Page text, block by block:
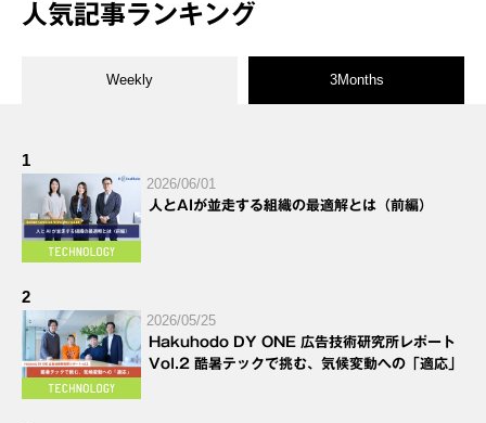
人気記事ランキング
Weekly 3Months
1
2026/06/01
人とAIが並走する組織の最適解とは（前編）
2
2026/05/25
Hakuhodo DY ONE 広告技術研究所レポート
Vol.2 酷暑テックで挑む、気候変動への「適応」